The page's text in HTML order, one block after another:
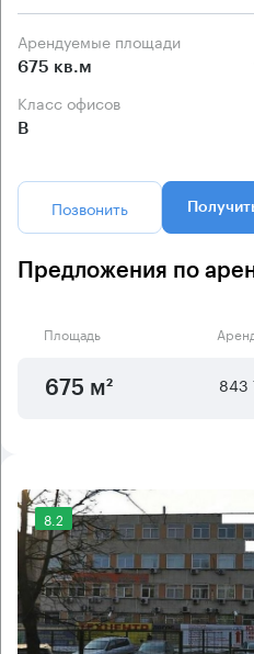
Арендуемые площади
675 кв.м
Класс офисов
B
Позвонить
Предложения по
Площадь
675 м² 843
8.2